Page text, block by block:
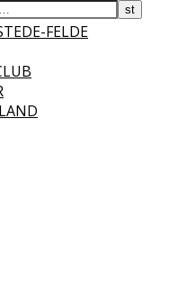
FELDE
Fliegerclub